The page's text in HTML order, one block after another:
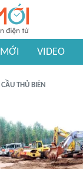
MỚI VIDEO
CẦU THỦ BIÊN